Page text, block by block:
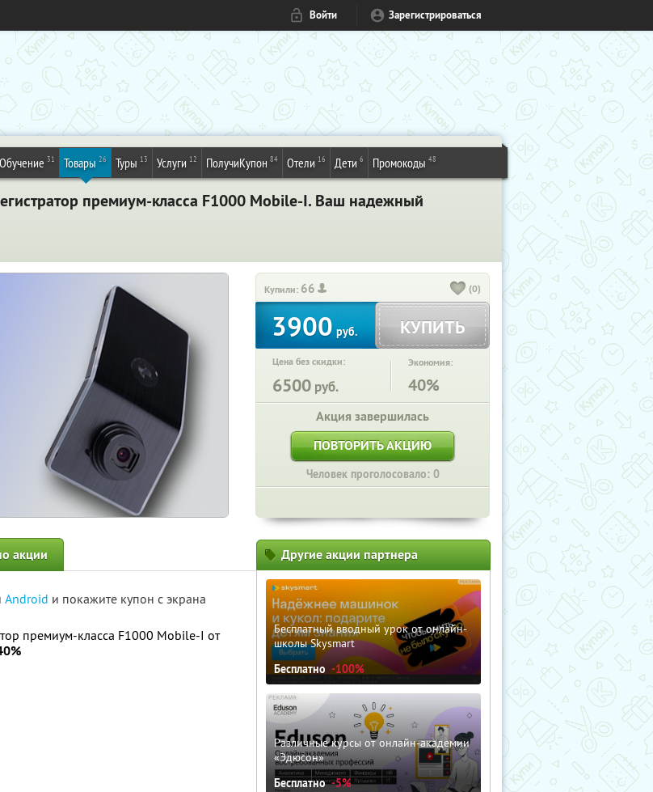
Войти Зарегистрироваться
Обучение 31 Товары 26 Туры 13 Услуги 12 ПолучиКупон 84 Отели 16 Дети 6 Промокоды 48
премиум-класса F1000 Mobile-I. Ваш надежный
Купили: 66 (0)
3900руб. КУПИТЬ
Цена без скидки:
6500 руб.
Экономия:
40%
Акция завершилась
ПОВТОРИТЬ АКЦИЮ
Человек проголосовало: 0
акции
Android и покажите купон с экрана
премиум-класса F1000 Mobile-I от
Другие акции партнера
Бесплатный вводный урок от онлайн-
школы Skysmart
Бесплатно -100%
Различные курсы от онлайн-академии
«Эдюсон»
Бесплатно -5%